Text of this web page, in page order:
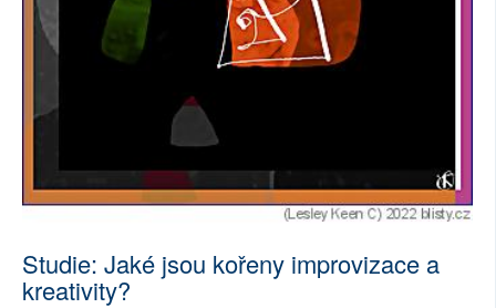
Studie: Jaké jsou kořeny improvizace a
kreativity?